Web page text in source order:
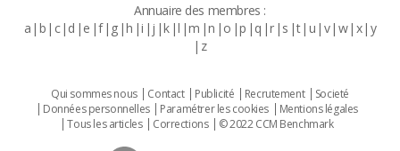
Annuaire des membres :
a b c d e f g h i j k l m n o p q r s t u v w x y
z
Qui sommes nous Contact Publicité Recrutement
Societé
Données personnelles
Paramétrer les cookies
Mentions légales
Tous les articles
Corrections © 2022 CCM Benchmark